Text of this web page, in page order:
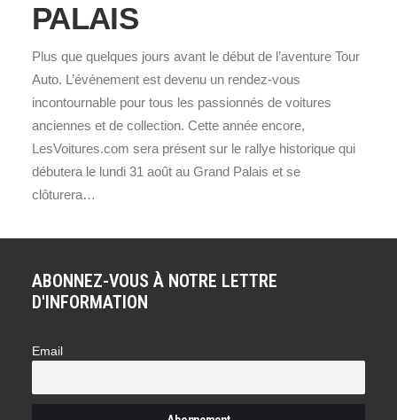
PALAIS
Plus que quelques jours avant le début de l’aventure Tour
Auto. L’événement est devenu un rendez-vous
incontournable pour tous les passionnés de voitures
anciennes et de collection. Cette année encore,
LesVoitures.com sera présent sur le rallye historique qui
débutera le lundi 31 août au Grand Palais et se
clôturera…
ABONNEZ-VOUS À NOTRE LETTRE
D'INFORMATION
Email